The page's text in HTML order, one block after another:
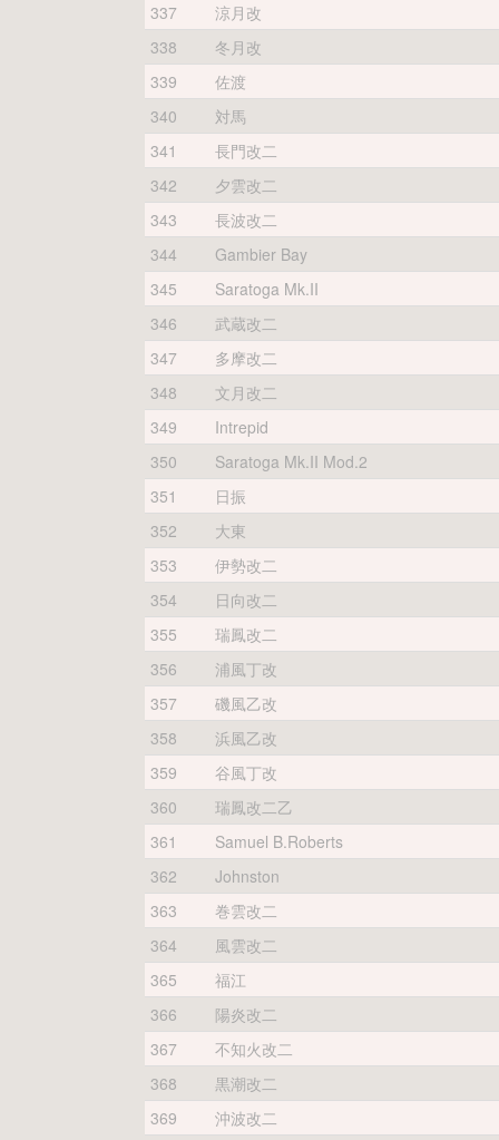
337
涼月改
338
冬月改
339
佐渡
340
対馬
341
長門改二
342
夕雲改二
343
長波改二
344
Gambier Bay
345
Saratoga Mk.II
346
武蔵改二
347
多摩改二
348
文月改二
349
Intrepid
350
Saratoga Mk.II Mod.2
351
日振
352
大東
353
伊勢改二
354
日向改二
355
瑞鳳改二
356
浦風丁改
357
磯風乙改
358
浜風乙改
359
谷風丁改
360
瑞鳳改二乙
361
Samuel B.Roberts
362
Johnston
363
巻雲改二
364
風雲改二
365
福江
366
陽炎改二
367
不知火改二
368
黒潮改二
369
沖波改二